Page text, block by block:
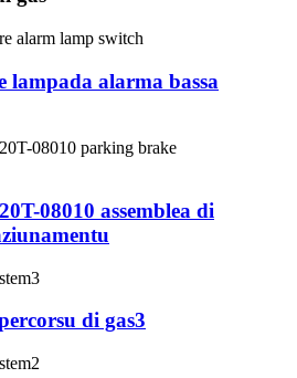
lampada alarma bassa
08010 assemblea di
di gas3